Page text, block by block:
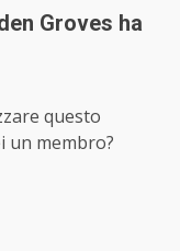
Groves ha
questo
un membro?